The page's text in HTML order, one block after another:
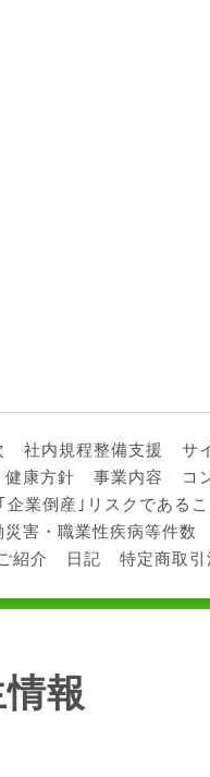
社内規程整備支援 サ
康方針 事業内容 コ
企業倒産｣リスクである
災害・職業性疾病等件数
紹介
日記 特定商取
報